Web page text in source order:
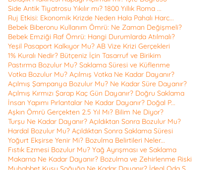
Side Antik Tiyatrosu Yıkılır mı? 1800 Yıllık Roma ...
Ruj Etkisi: Ekonomik Krizde Neden Hala Pahalı Harc...
Bebek Biberonu Kullanım Ömrü: Ne Zaman Değişmeli?
Bebek Emziği Raf Ömrü: Hangi Durumlarda Atılmalı?
Yeşil Pasaport Kalkıyor Mu? AB Vize Krizi Gerçekleri
1% Kuralı Nedir? Bütçeniz İçin Tasarruf ve Birikim
Pastırma Bozulur Mu? Saklama Süresi ve Küflenme
Votka Bozulur Mu? Açılmış Votka Ne Kadar Dayanır?
Açılmış Şampanya Bozulur Mu? Ne Kadar Süre Dayanır?
Açılmış Kırmızı Şarap Kaç Gün Dayanır? Doğru Saklama
İnsan Yapımı Pırlantalar Ne Kadar Dayanır? Doğal P...
Aşkın Ömrü Gerçekten 2.5 Yıl Mı? Bilim Ne Diyor?
Turşu Ne Kadar Dayanır? Açıldıktan Sonra Bozulur Mu?
Hardal Bozulur Mu? Açıldıktan Sonra Saklama Süresi
Yoğurt Ekşirse Yenir Mi? Bozulma Belirtileri Neler...
Fıstık Ezmesi Bozulur Mu? Yağ Ayrışması ve Saklama
Makarna Ne Kadar Dayanır? Bozulma ve Zehirlenme Riski